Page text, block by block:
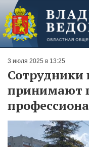
3 июля 2025 в 13:25
Сотрудники
принимают